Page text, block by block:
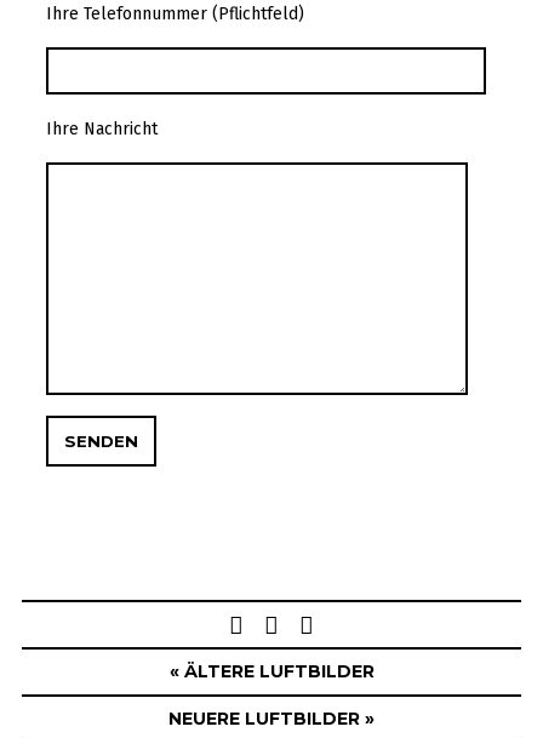
Ihre Telefonnummer (Pflichtfeld)
Ihre Nachricht
navigation
« ÄLTERE LUFTBILDER
NEUERE LUFTBILDER »